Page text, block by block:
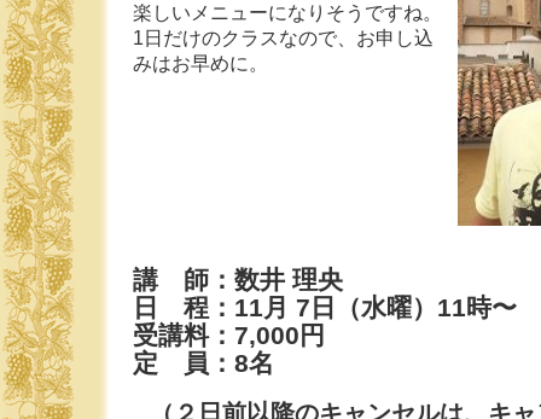
楽しいメニューになりそうですね。
1日だけのクラスなので、お申し込
みはお早めに。
講 師：数井 理央
日 程：11月 7日（水曜）11時〜
受講料：7,000円
定 員：8名
（２日前以降のキャンセルは、キ